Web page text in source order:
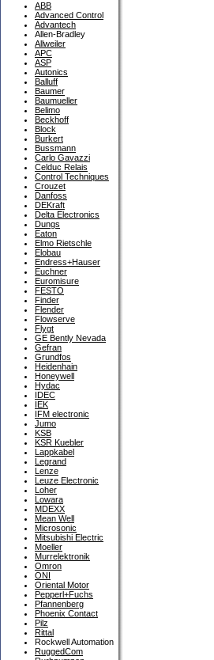
ABB
Advanced Control
Advantech
Allen-Bradley
Allweiler
APC
ASP
Autonics
Balluff
Baumer
Baumueller
Belimo
Beckhoff
Block
Burkert
Bussmann
Carlo Gavazzi
Celduc Relais
Control Techniques
Crouzet
Danfoss
DEKraft
Delta Electronics
Dungs
Eaton
Elmo Rietschle
Elobau
Endress+Hauser
Euchner
Euromisure
FESTO
Finder
Flender
Flowserve
Flygt
GE Bently Nevada
Gefran
Grundfos
Heidenhain
Honeywell
Hydac
IDEC
IEK
IFM electronic
Jumo
KSB
KSR Kuebler
Lappkabel
Legrand
Lenze
Leuze Electronic
Loher
Lowara
MDEXX
Mean Well
Microsonic
Mitsubishi Electric
Moeller
Murrelektronik
Omron
ONI
Oriental Motor
Pepperl+Fuchs
Pfannenberg
Phoenix Contact
Pilz
Rittal
Rockwell Automation
RuggedCom